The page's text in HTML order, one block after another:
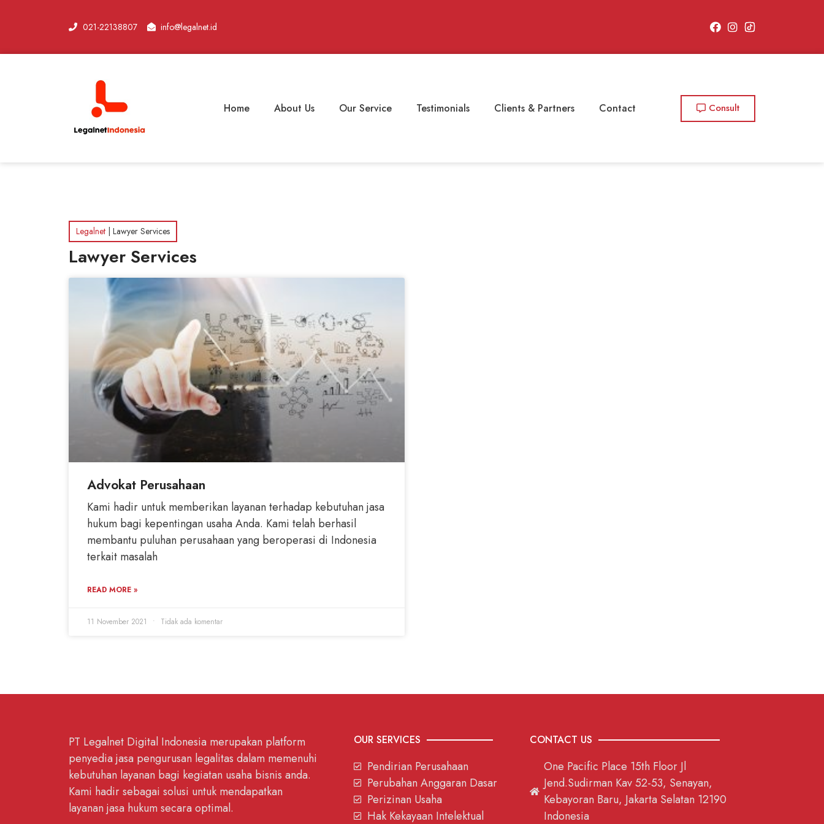
021-22138807 info@legalnet.id
Home About Us Our Service Testimonials Clients & Partners Contact Consult
Legalnet | Lawyer Services
Lawyer Services
Advokat Perusahaan
Kami hadir untuk memberikan layanan terhadap kebutuhan jasa
hukum bagi kepentingan usaha Anda. Kami telah berhasil
membantu puluhan perusahaan yang beroperasi di Indonesia
terkait masalah
READ MORE »
11 November 2021 Tidak ada komentar
PT Legalnet Digital Indonesia merupakan platform
penyedia jasa pengurusan legalitas dalam memenuhi
kebutuhan layanan bagi kegiatan usaha bisnis anda.
Kami hadir sebagai solusi untuk mendapatkan
layanan jasa hukum secara optimal.
OUR SERVICES
Pendirian Perusahaan
Perubahan Anggaran Dasar
Perizinan Usaha
Hak Kekayaan Intelektual
CONTACT US
One Pacific Place 15th Floor Jl
Jend.Sudirman Kav 52-53, Senayan,
Kebayoran Baru, Jakarta Selatan 12190
Indonesia